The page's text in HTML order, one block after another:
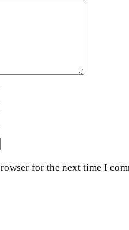
for the next time I